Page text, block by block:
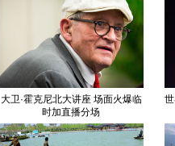
大卫·霍克尼北大讲座 场面火爆临
时加直播分场